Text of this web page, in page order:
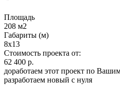
Площадь
208 м2
Габариты (м)
8x13
Стоимость проекта от:
62 400 р.
доработаем этот проект по
разработаем новый с нуля